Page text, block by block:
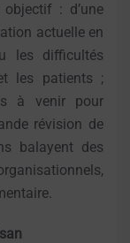
: d’une
actuelle en
les difficultés
les patients ;
à venir pour
révision de
balayent des